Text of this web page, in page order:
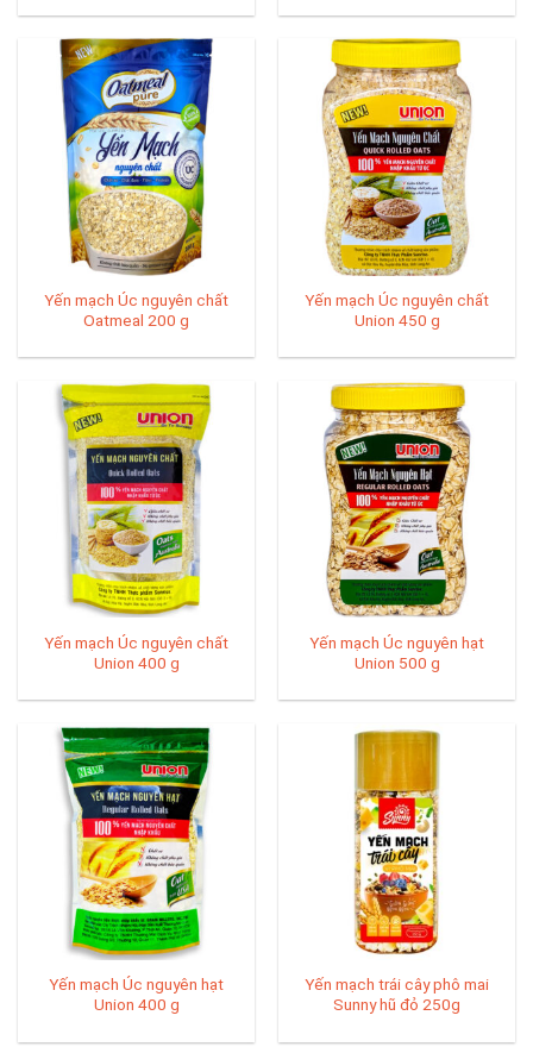
Yến mạch Úc nguyên chất
Oatmeal 200 g
Yến mạch Úc nguyên chất
Union 450 g
Yến mạch Úc nguyên chất
Union 400 g
Yến mạch Úc nguyên hạt
Union 500 g
Yến mạch Úc nguyên hạt
Union 400 g
Yến mạch trái cây phô mai
Sunny hũ đỏ 250g